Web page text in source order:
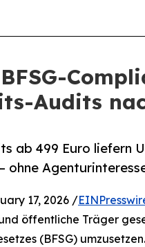
Audits
ab 499 Euro liefern
17, 2026 /
öffentliche Träger
(BFSG)